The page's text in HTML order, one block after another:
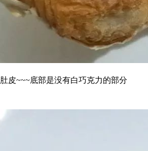
皮~~~底部是没有白巧克力的部分